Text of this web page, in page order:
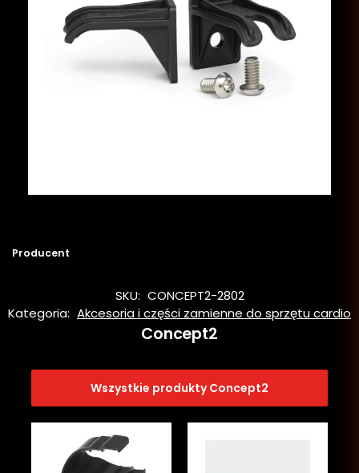
Producent
SKU: CONCEPT2-2802
Kategoria: Akcesoria i części zamienne do sprzętu cardio
Concept2
Wszystkie produkty Concept2